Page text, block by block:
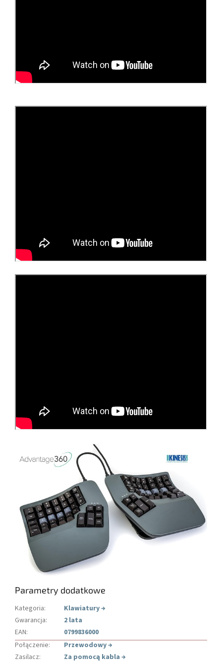
Parametry dodatkowe
Kategoria: Klawiatury→
Gwarancja:
2 lata
EAN:
0799836000
Połączenie: Przewodowy→
Zasilacz: Za pomocą kabla →